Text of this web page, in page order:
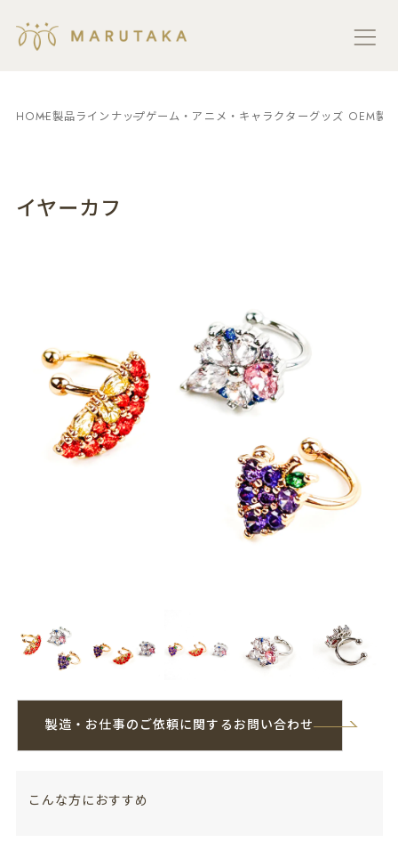
HOME製品ラインナップゲーム・アニメ・キャラクターグッズ OEM製
イヤーカフ
製造・お仕事のご依頼に関するお問い合わせ
こんな方におすすめ